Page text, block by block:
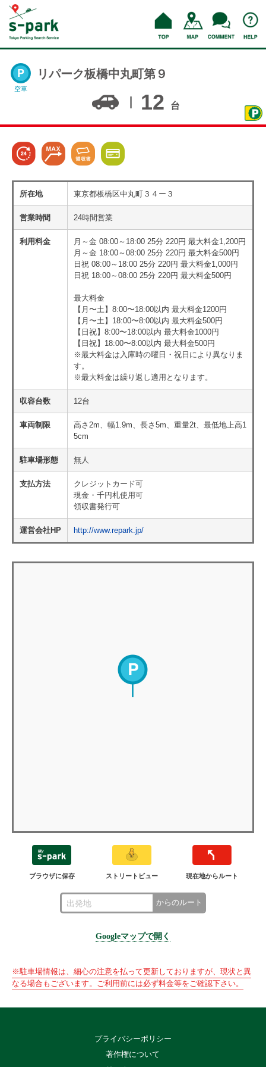
空車
リパーク板橋中丸町第９
12 台
所在地 東京都板橋区中丸町３４ー３
営業時間 24時間営業
利用料金
月～金 08:00～18:00 25分 220円 最大料金1,200円
月～金 18:00～08:00 25分 220円 最大料金500円
日祝 08:00～18:00 25分 220円 最大料金1,000円
日祝 18:00～08:00 25分 220円 最大料金500円
最大料金
【月〜土】8:00〜18:00以内 最大料金1200円
【月〜土】18:00〜8:00以内 最大料金500円
【日祝】8:00〜18:00以内 最大料金1000円
【日祝】18:00〜8:00以内 最大料金500円
※最大料金は入庫時の曜日・祝日により異なりま
す。
※最大料金は繰り返し適用となります。
収容台数 12台
車両制限
高さ2m、幅1.9m、長さ5m、重量2t、最低地上高1
5cm
駐車場形態 無人
支払方法
クレジットカード可
現金・千円札使用可
領収書発行可
運営会社HP http://www.repark.jp/
ブラウザに保存 ストリートビュー 現在地からルート
からのルート
Googleマップで開く
※駐車場情報は、細心の注意を払って更新しておりますが、現状と異
なる場合もございます。ご利用前には必ず料金等をご確認下さい。
プライバシーポリシー
著作権について